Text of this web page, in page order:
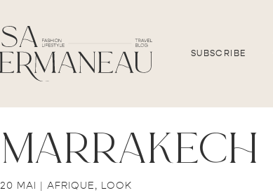
SUBSCRIBE
20 MAI | AFRIQUE, LOOK